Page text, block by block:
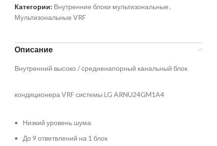
Категории: Внутренние блоки мультизональные,
Мультизональные VRF
Описание
Внутренний высоко / средненапорный канальный блок
кондиционера VRF системы LG ARNU24GM1A4
Низкий уровень шума
До 9 ответвлений на 1 блок